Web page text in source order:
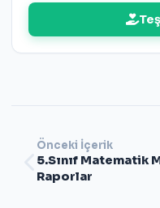
Önceki İçerik
5.Sınıf Matematik
Raporlar